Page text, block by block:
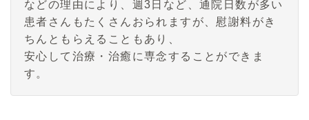
などの理由により、週3日など、通院日数が多い
患者さんもたくさんおられますが、慰謝料がき
ちんともらえることもあり、
安心して治療・治癒に専念することができま
す。